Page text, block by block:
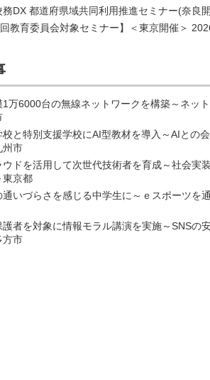
務DX 都道府県域共同利用推進セミナー(奈良
回教育委員会対象セミナー】＜東京開催＞
1万6000台の無線ネットワークを構築～ネッ
校と特別支援学校にAI型教材を導入～AIとの
州市
ウドを活用して次世代技術者を育成～社会実
東京都
通いづらさを感じる中学生に～ｅスポーツを
護者を対象に情報モラル講演を実施～SNSの
方市